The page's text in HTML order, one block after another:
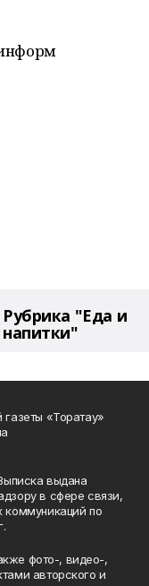
Рубрика "Еда и
напитки"
«Торатау»
выдана
в сфере связи,
коммуникаций по
фото-, видео-,
авторского и